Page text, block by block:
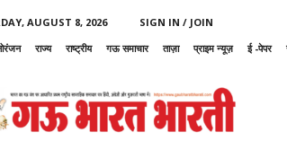
AUGUST 8, 2026
SIGN IN / JOIN
राज्य राष्ट्रीय गऊ समाचार ताज़ा प्राइम न्यूज़ ई -पेपर